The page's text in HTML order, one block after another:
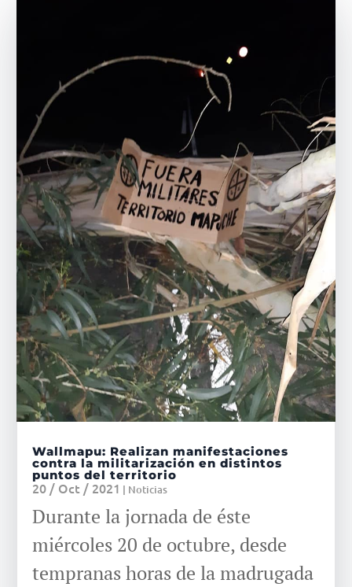
Wallmapu: Realizan manifestaciones
contra la militarización en distintos
puntos del territorio
20 / Oct / 2021 | Noticias
Durante la jornada de éste
miércoles 20 de octubre, desde
tempranas horas de la madrugada